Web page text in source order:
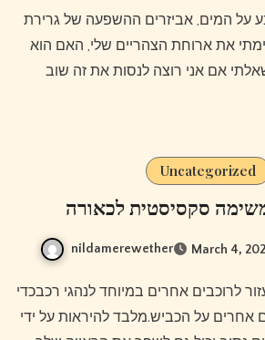
את ארוחת הצהריים שלי, האם הוא
Uncategorized
סקסיסטית לכאורה
nildamerewether March 4,
אחרים על הכביש.מלבד להיראות על ידי